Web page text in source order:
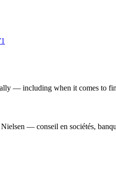
— including when it comes to
— conseil en sociétés,